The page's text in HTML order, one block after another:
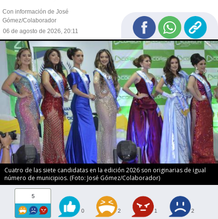
Con información de José
Gómez/Colaborador
06 de agosto de 2026, 20:11
Cuatro de las siete candidatas en la edición 2026 son originarias de igual
número de municipios. (Foto: José Gómez/Colaborador)
5
0 2 1 2